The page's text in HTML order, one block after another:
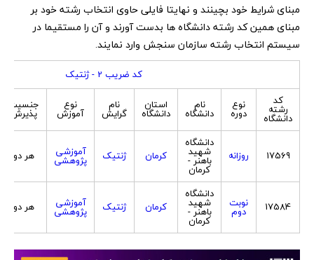
مبنای شرایط خود بچینند و نهایتا فایلی حاوی انتخاب رشته خود بر
مبنای همین کد رشته دانشگاه ها بدست آورند و آن را مستقیما در
سیستم انتخاب رشته سازمان سنجش وارد نمایند.
کد ضریب 2 - ژنتیک
کد
رشته
دانشگاه
نوع
دوره
نام
دانشگاه
استان
دانشگاه
نام
گرایش
نوع
آموزش
جنسیت
پذیرش
17569 روزانه
دانشگاه
شهید
باهنر -
کرمان
کرمان ژنتیک آموزشی
پژوهشی هر دو
17584 نوبت
دوم
دانشگاه
شهید
باهنر -
کرمان
کرمان ژنتیک آموزشی
پژوهشی هر دو